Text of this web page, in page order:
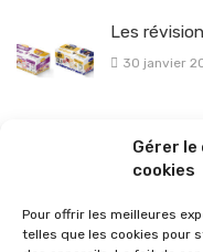
Gérer
cookies
Pour offrir les meilleures
telles que les cookies pour
Les
30 janvier